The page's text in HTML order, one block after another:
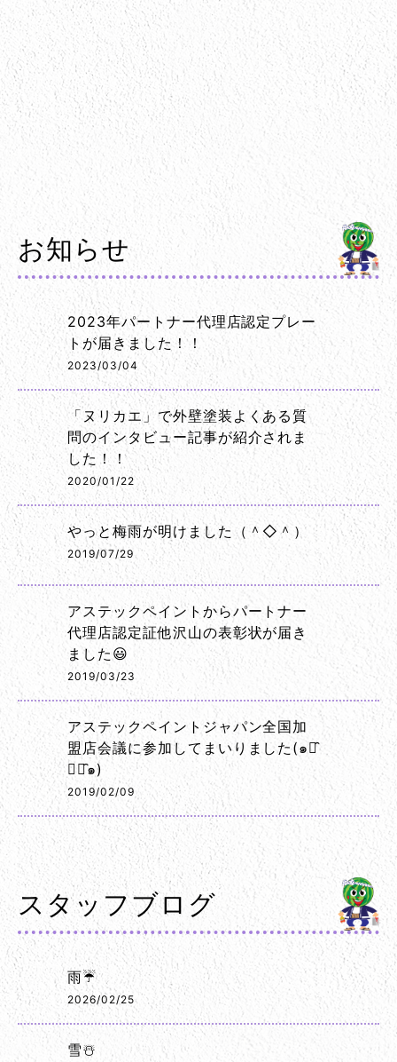
お知らせ
2023年パートナー代理店認定プレー
トが届きました！！
2023/03/04
「ヌリカエ」で外壁塗装よくある質
問のインタビュー記事が紹介されま
した！！
2020/01/22
やっと梅雨が明けました（＾◇＾）
2019/07/29
アステックペイントからパートナー
代理店認定証他沢山の表彰状が届き
ました😃
2019/03/23
アステックペイントジャパン全国加
盟店会議に参加してまいりました(๑･̑
◡･̑๑)
2019/02/09
スタッフブログ
雨☔
2026/02/25
雪☃️